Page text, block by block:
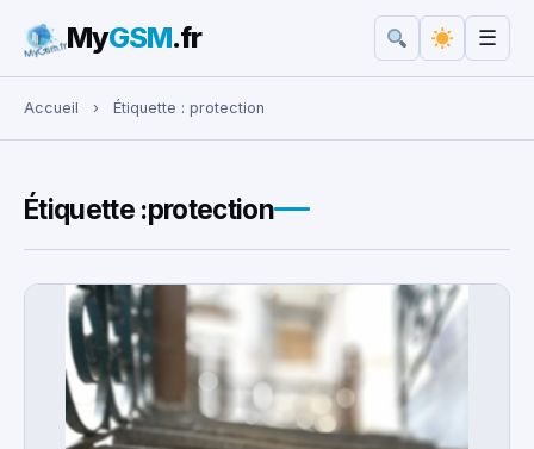
Rechercher :
MyGSM.fr ☰
Accueil › Étiquette : protection
Étiquette :protection